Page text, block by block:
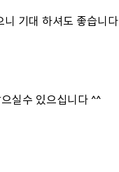
기대 하셔도 좋습니다
실수 있으십니다 ^^